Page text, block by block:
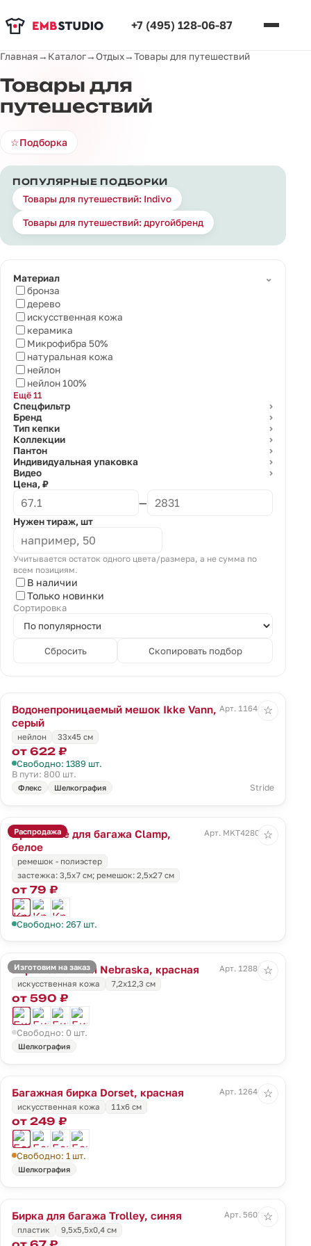
+7 (495) 128-06-87
Главная→ Каталог→Отдых→Товары для путешествий
Товары для
путешествий
☆Подборка
ПОПУЛЯРНЫЕ ПОДБОРКИ
Товары для путешествий: Indivo
Товары для путешествий: другойбренд
Материал
⌄
бронза
дерево
искусственная кожа
керамика
Микрофибра 50%
натуральная кожа
нейлон
нейлон 100%
Ещё 11
Спецфильтр
⌄
Бренд ⌄
Тип кепки ⌄
Коллекции ⌄
Пантон ⌄
Индивидуальная упаковка ⌄
Видео ⌄
Цена, ₽
—
Нужен тираж, шт
Учитывается остаток одного цвета/размера, а не сумма по
всем позициям.
В наличии
Только новинки
Сортировка
Сбросить Скопировать подбор
Водонепроницаемый мешок Ikke Vann,
серый
Арт. 11646.10
нейлон 33х45 см
от 622 ₽
Свободно: 1389 шт.
В пути: 800 шт.
Флекс Шелкография Stride
☆
Распродажа
Крепление для багажа Clamp,
белое
Арт. MKT4280wht
ремешок - полиэстер
застежка: 3,5х7 см; ремешок: 2,5х27 см
от 79 ₽
Свободно: 267 шт.
☆
Изготовим на заказ
Бирка багажная Nebraska, красная
Арт. 12880.50
искусственная кожа
7,2х12,3 см
от 590 ₽
Свободно: 0 шт.
Шелкография
☆
Багажная бирка Dorset, красная
Арт. 12646.50
искусственная кожа
11х6 см
от 249 ₽
Свободно: 1 шт.
Шелкография
☆
Бирка для багажа Trolley, синяя
Арт. 5603.40
пластик
9,5х5,5х0,4 см
☆